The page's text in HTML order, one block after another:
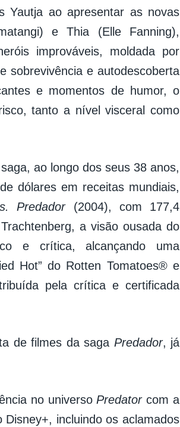
Yautja ao apresentar as novas
e Thia (Elle Fanning),
improváveis, moldada por
sobrevivência e autodescoberta
e momentos de humor, o
tanto a nível visceral como
ao longo dos seus 38 anos,
dólares em receitas mundiais,
Predador(2004), com 177,4
a visão ousada do
e crítica, alcançando uma
Hot” do Rotten Tomatoes® e
pela crítica e certificada
de filmes da saga Predador, já
no universoPredatorcom a
incluindo os aclamados